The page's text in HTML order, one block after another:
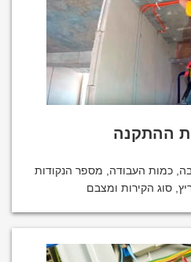
ההתקנה
כמות העבודה, מספר הנקודות
סוג הקירות ומצבם